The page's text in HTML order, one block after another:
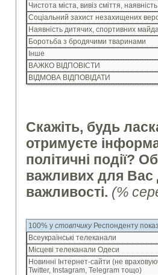
Чистота міста, вивіз сміття,
Соціальний захист незахищених
Наявність дитячих, спортивних
Боротьба з бродячими тваринами
Інше
ВАЖКО ВІДПОВІСТИ
ВІДМОВА ВІДПОВІДАТИ
Скажіть, будь
отримуєте
політичні події?
важливих для Вас
важливості. (%
100% у стовпчику Респонденту
Всеукраїнські телеканали
Місцеві телеканали Одеси
Новинні Інтернет-сайти (не
Twitter, Instagram, Telegram тощо)